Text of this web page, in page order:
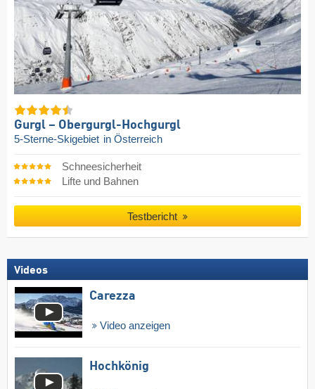
Gurgl – Obergurgl-Hochgurgl
5-Sterne-Skigebiet in Österreich
Schneesicherheit
Lifte und Bahnen
Testbericht
Videos
Carezza
Video anzeigen
Hochkönig